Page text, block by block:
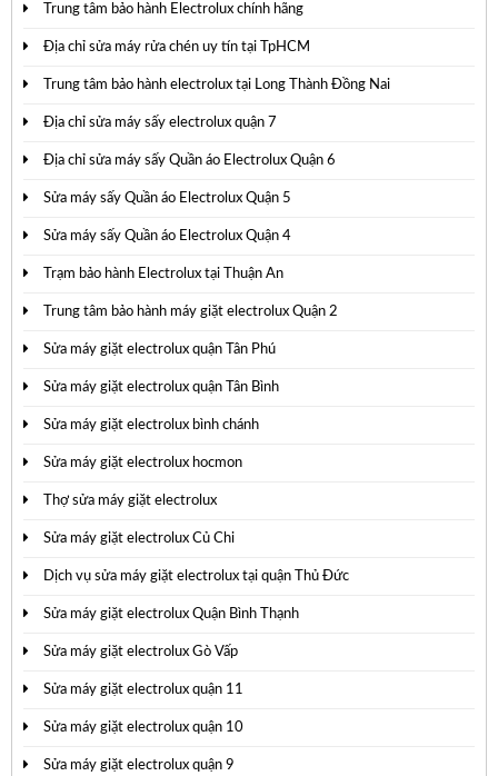
Trung tâm bảo hành Electrolux chính hãng
Địa chỉ sửa máy rửa chén uy tín tại TpHCM
Trung tâm bảo hành electrolux tại Long Thành Đồng Nai
Địa chỉ sửa máy sấy electrolux quận 7
Địa chỉ sửa máy sấy Quần áo Electrolux Quận 6
Sửa máy sấy Quần áo Electrolux Quận 5
Sửa máy sấy Quần áo Electrolux Quận 4
Trạm bảo hành Electrolux tại Thuận An
Trung tâm bảo hành máy giặt electrolux Quận 2
Sửa máy giặt electrolux quận Tân Phú
Sửa máy giặt electrolux quận Tân Bình
Sửa máy giặt electrolux bình chánh
Sửa máy giặt electrolux hocmon
Thợ sửa máy giặt electrolux
Sửa máy giặt electrolux Củ Chi
Dịch vụ sửa máy giặt electrolux tại quận Thủ Đức
Sửa máy giặt electrolux Quận Bình Thạnh
Sửa máy giặt electrolux Gò Vấp
Sửa máy giặt electrolux quận 11
Sửa máy giặt electrolux quận 10
Sửa máy giặt electrolux quận 9